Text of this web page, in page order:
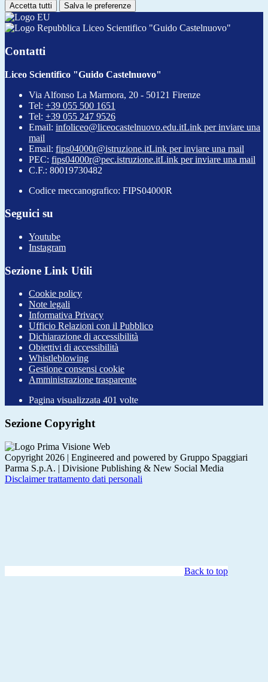
Accetta tutti Salva le preferenze
Liceo Scientifico "Guido Castelnuovo"
Contatti
Liceo Scientifico "Guido Castelnuovo"
Via Alfonso La Marmora, 20 - 50121 Firenze
Tel: +39 055 500 1651
Tel: +39 055 247 9526
Email: infoliceo@liceocastelnuovo.edu.itLink per inviare una
mail
Email: fips04000r@istruzione.itLink per inviare una mail
PEC: fips04000r@pec.istruzione.itLink per inviare una mail
C.F.: 80019730482
Codice meccanografico: FIPS04000R
Seguici su
Youtube
Instagram
Sezione Link Utili
Cookie policy
Note legali
Informativa Privacy
Ufficio Relazioni con il Pubblico
Dichiarazione di accessibilità
Obiettivi di accessibilità
Whistleblowing
Gestione consensi cookie
Amministrazione trasparente
Pagina visualizzata 401 volte
Sezione Copyright
Copyright 2026 | Engineered and powered by Gruppo Spaggiari
Parma S.p.A. | Divisione Publishing & New Social Media
Disclaimer trattamento dati personali
Back to top